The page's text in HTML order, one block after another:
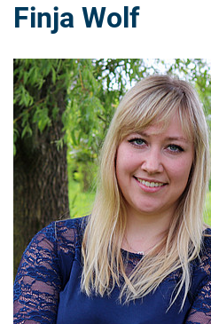
Finja Wolf